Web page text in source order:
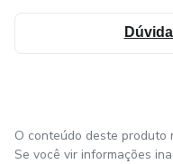
O conteúdo deste produto
Se você vir informações